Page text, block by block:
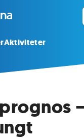
Aktiviteter